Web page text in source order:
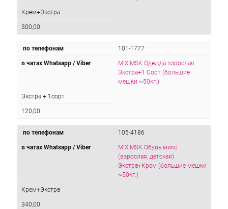
Крем+Экстра
300,00
по телефонам 101-1777
в чатах Whatsapp / Viber
MIX MSK Одежда взрослая
Экстра+1 Сорт (большие
мешки ~50кг.)
Экстра + 1сорт
120,00
по телефонам 105-4186
в чатах Whatsapp / Viber
MIX MSK Обувь микс
(взрослая, детская)
Экстра+Крем (большие мешки
~50кг.)
Крем+Экстра
340,00